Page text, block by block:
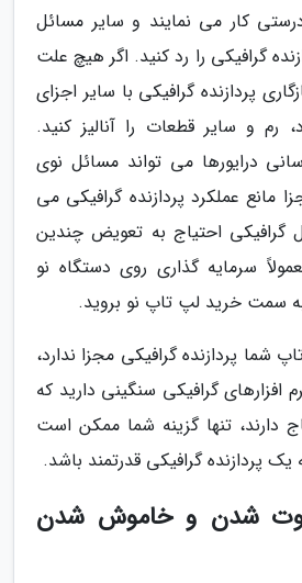
درستی کار می نمایند و سایر مسائل
گرافیکی را رد کنید. اگر هیچ علت
پردازنده گرافیکی با سایر اجزای
رم و سایر قطعات را آنالیز کنید.
درایورها می تواند مسائل نوی
مانع عملکرد پردازنده گرافیکی می
گرافیکی احتیاج به تعویض چندین
سرمایه گذاری روی دستگاه نو
سمت خرید لپ تاپ نو بروید.
شما پردازنده گرافیکی مجزا ندارد،
افزارهای گرافیکی سنگینی دارید که
دارند، تنها گزینه شما ممکن است
پردازنده گرافیکی قدرتمند باشد.
شدن و خاموش شدن